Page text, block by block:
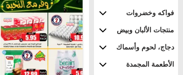
فواكه وخضروات
منتجات الألبان وبيض
دجاج، لحوم وأسماك
الأطعمة المجمدة